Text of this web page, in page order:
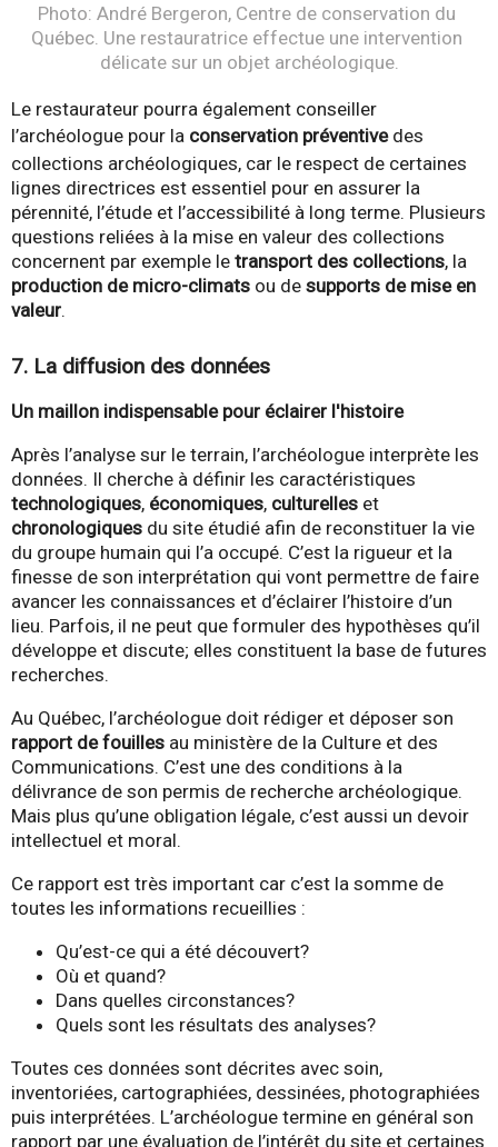
Photo: André Bergeron, Centre de conservation du
Québec. Une restauratrice effectue une intervention
délicate sur un objet archéologique.
Le restaurateur pourra également conseiller
l’archéologue pour la conservation préventivedes
collections archéologiques, car le respect de certaines
lignes directrices est essentiel pour en assurer la
pérennité, l’étude et l’accessibilité à long terme. Plusieurs
questions reliées à la mise en valeur des collections
concernent par exemple le transport des collections, la
production de micro-climats ou de supports de mise en
valeur.
7. La diffusion des données
Un maillon indispensable pour éclairer l'histoire
Après l’analyse sur le terrain, l’archéologue interprète les
données. Il cherche à définir les caractéristiques
technologiques, économiques, culturelles et
chronologiques du site étudié afin de reconstituer la vie
du groupe humain qui l’a occupé. C’est la rigueur et la
finesse de son interprétation qui vont permettre de faire
avancer les connaissances et d’éclairer l’histoire d’un
lieu. Parfois, il ne peut que formuler des hypothèses qu’il
développe et discute; elles constituent la base de futures
recherches.
Au Québec, l’archéologue doit rédiger et déposer son
rapport de fouilles au ministère de la Culture et des
Communications. C’est une des conditions à la
délivrance de son permis de recherche archéologique.
Mais plus qu’une obligation légale, c’est aussi un devoir
intellectuel et moral.
Ce rapport est très important car c’est la somme de
toutes les informations recueillies :
Qu’est-ce qui a été découvert?
Où et quand?
Dans quelles circonstances?
Quels sont les résultats des analyses?
Toutes ces données sont décrites avec soin,
inventoriées, cartographiées, dessinées, photographiées
puis interprétées. L’archéologue termine en général son
rapport par une évaluation de l’intérêt du site et certaines